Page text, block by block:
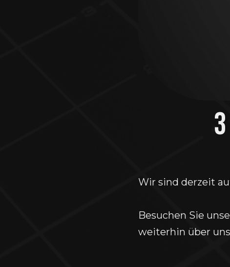
Wir sind derzeit
Besuchen Sie
weiterhin über